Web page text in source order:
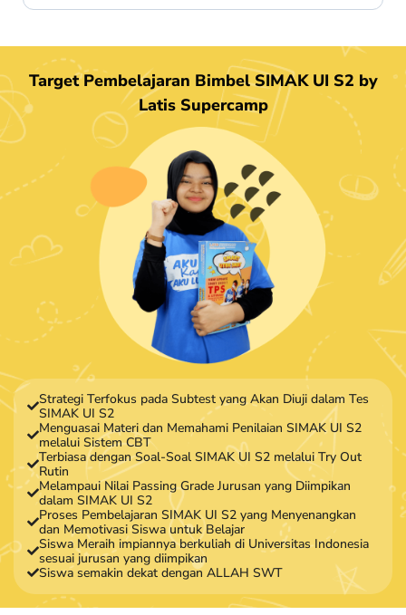
Target Pembelajaran Bimbel SIMAK UI S2 by
Latis Supercamp
Strategi Terfokus pada Subtest yang Akan Diuji dalam Tes
SIMAK UI S2
Menguasai Materi dan Memahami Penilaian SIMAK UI S2
melalui Sistem CBT
Terbiasa dengan Soal-Soal SIMAK UI S2 melalui Try Out
Rutin
Melampaui Nilai Passing Grade Jurusan yang Diimpikan
dalam SIMAK UI S2
Proses Pembelajaran SIMAK UI S2 yang Menyenangkan
dan Memotivasi Siswa untuk Belajar
Siswa Meraih impiannya berkuliah di Universitas Indonesia
sesuai jurusan yang diimpikan
Siswa semakin dekat dengan ALLAH SWT